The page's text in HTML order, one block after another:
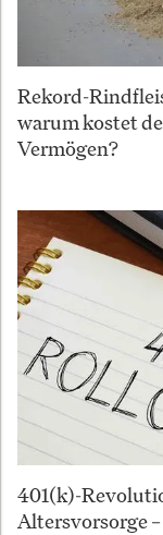
Rekord-
warum kostet
Vermögen?
401(k)-
Altersvorsorge